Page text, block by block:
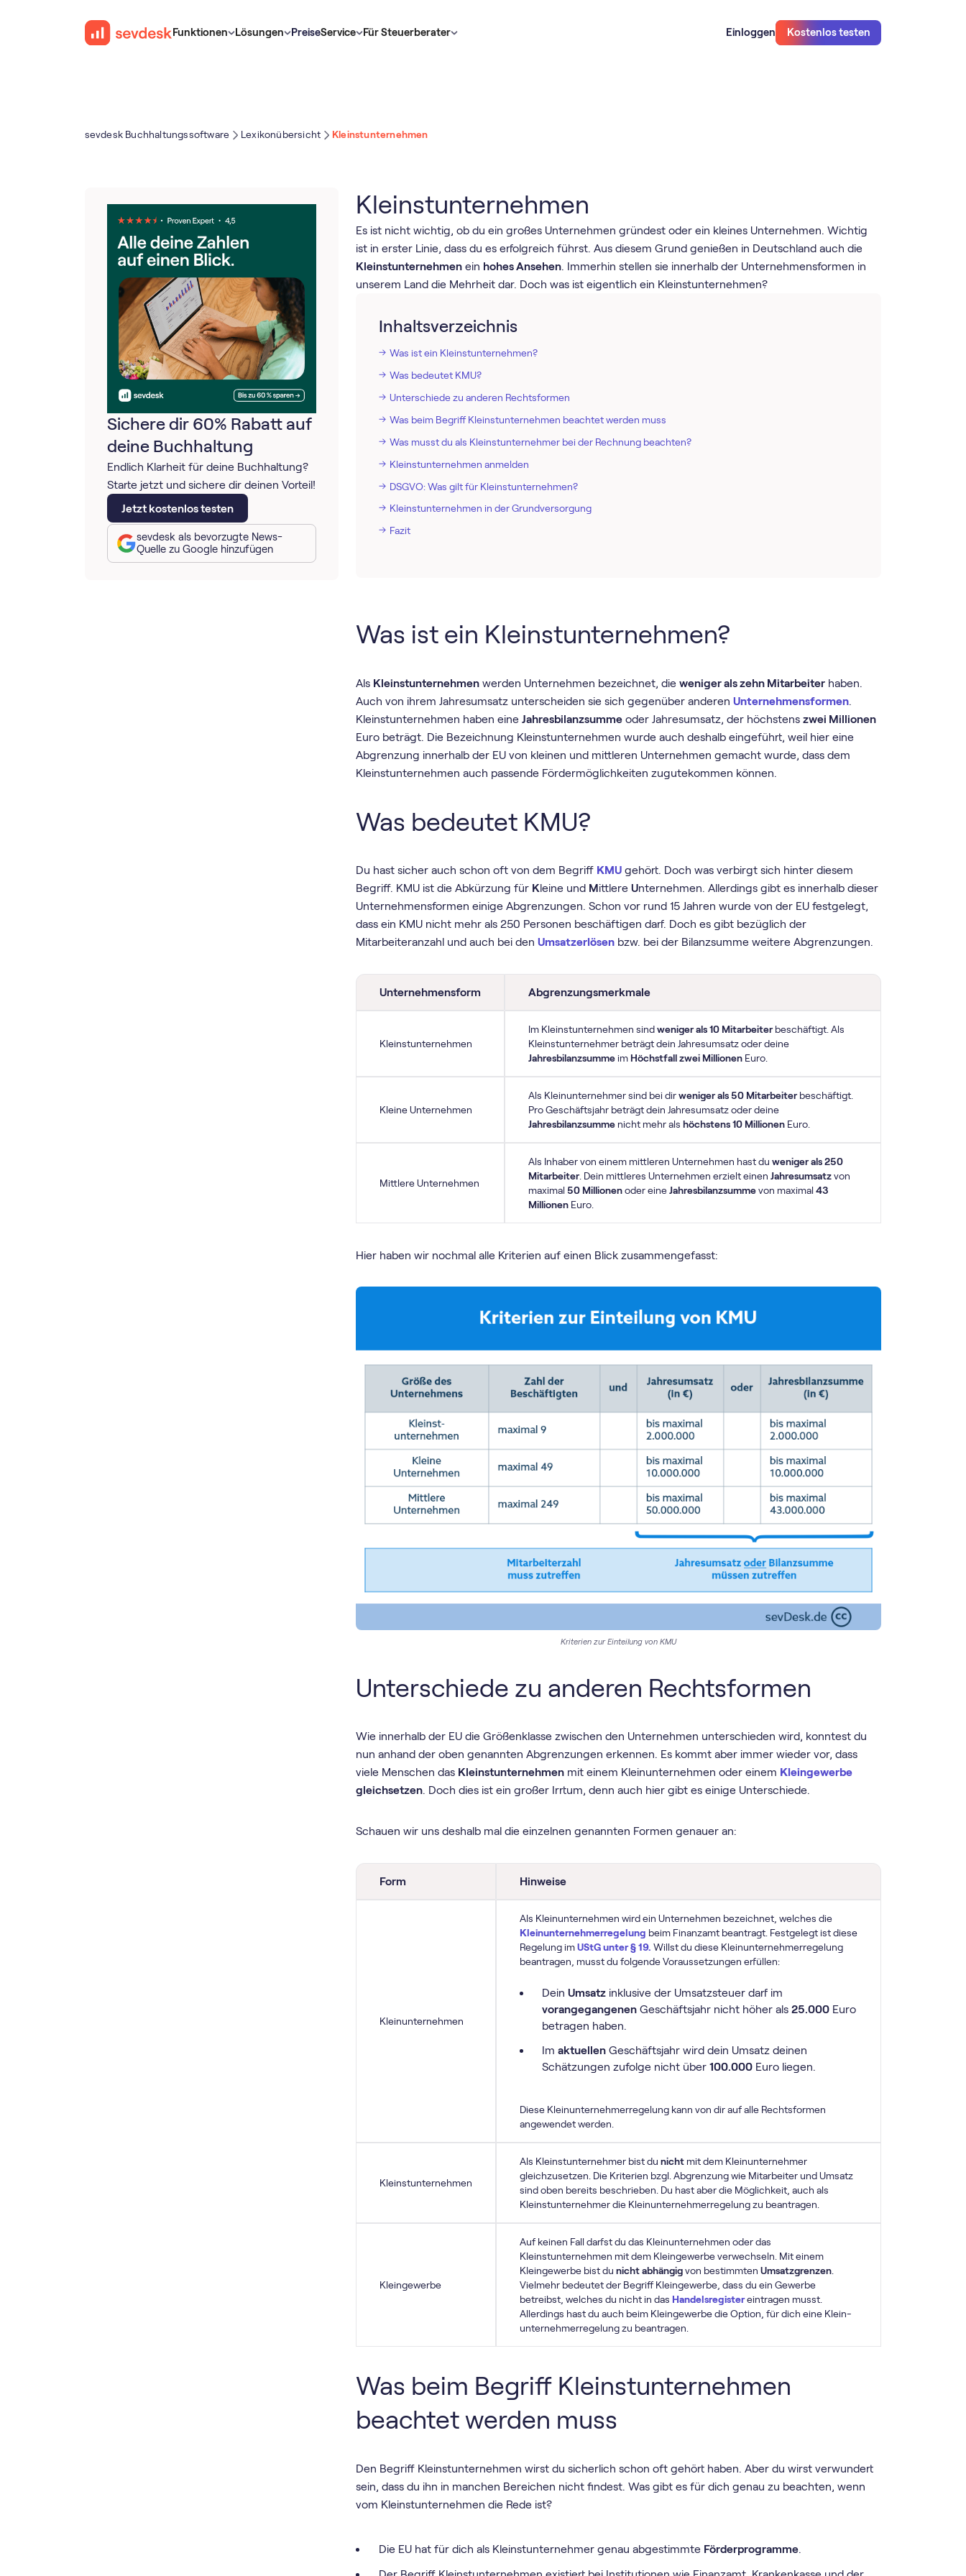
Funktionen Lösungen PreiseService Für Steuerberater Einloggen Kostenlos testen
sevdesk Buch­haltungs­software Lexikonübersicht Kleinstunternehmen
Sichere dir 60% Rabatt auf
deine Buchhaltung
Endlich Klarheit für deine Buchhaltung?
Starte jetzt und sichere dir deinen Vorteil!
Jetzt kostenlos testen
sevdesk als bevorzugte News-
Quelle zu Google hinzufügen
Kleinstunternehmen
Es ist nicht wichtig, ob du ein großes Unternehmen gründest oder ein kleines Unternehmen. Wichtig
ist in erster Linie, dass du es erfolgreich führst. Aus diesem Grund genießen in Deutschland auch die
Kleinstunternehmen ein hohes Ansehen. Immerhin stellen sie innerhalb der Unternehmensformen in
unserem Land die Mehrheit dar. Doch was ist eigentlich ein Kleinstunternehmen?
Inhaltsverzeichnis
Was ist ein Kleinstunternehmen?
Was bedeutet KMU?
Unterschiede zu anderen Rechtsformen
Was beim Begriff Kleinstunternehmen beachtet werden muss
Was musst du als Kleinstunternehmer bei der Rechnung beachten?
Kleinstunternehmen anmelden
DSGVO: Was gilt für Kleinstunternehmen?
Kleinstunternehmen in der Grundversorgung
Fazit
Was ist ein Kleinstunternehmen?
Als Kleinstunternehmen werden Unternehmen bezeichnet, dieweniger als zehn Mitarbeiter haben.
Auch von ihrem Jahresumsatz unterscheiden sie sich gegenüber anderenUnternehmensformen.
Kleinstunternehmen haben eineJahresbilanzsumme oder Jahresumsatz, der höchstenszwei Millionen
Euro beträgt. Die Bezeichnung Kleinstunternehmen wurde auch deshalb eingeführt, weil hier eine
Abgrenzung innerhalb der EU von kleinen und mittleren Unternehmen gemacht wurde, dass dem
Kleinstunternehmen auch passende Fördermöglichkeiten zugutekommen können.
Was bedeutet KMU?
Du hast sicher auch schon oft von dem Begriff KMU gehört. Doch was verbirgt sich hinter diesem
Begriff. KMU ist die Abkürzung für Kleine und MittlereUnternehmen. Allerdings gibt es innerhalb dieser
Unternehmensformen einige Abgrenzungen. Schon vor rund 15 Jahren wurde von der EU festgelegt,
dass ein KMU nicht mehr als 250 Personen beschäftigen darf. Doch es gibt bezüglich der
Mitarbeiteranzahl und auch bei denUmsatzerlösen bzw. bei der Bilanzsumme weitere Abgrenzungen.
Unternehmensform Abgrenzungsmerkmale
Kleinstunternehmen
Im Kleinstunternehmen sindweniger als 10 Mitarbeiterbeschäftigt. Als
Kleinstunternehmer beträgt dein Jahresumsatz oder deine
Jahresbilanzsummeim Höchstfall zwei MillionenEuro.
Kleine Unternehmen
Als Kleinunternehmer sind bei dirweniger als 50 Mitarbeiterbeschäftigt.
Pro Geschäftsjahr beträgt dein Jahresumsatz oder deine
Jahresbilanzsumme nicht mehr als höchstens 10 MillionenEuro.
Mittlere Unternehmen
Als Inhaber von einem mittleren Unternehmen hast du weniger als 250
Mitarbeiter. Dein mittleres Unternehmen erzielt einen Jahresumsatzvon
maximal 50 Millionenoder eineJahresbilanzsummevon maximal 43
MillionenEuro.
Hier haben wir nochmal alle Kriterien auf einen Blick zusammengefasst:
Kriterien zur Einteilung von KMU
Unterschiede zu anderen Rechtsformen
Wie innerhalb der EU die Größenklasse zwischen den Unternehmen unterschieden wird, konntest du
nun anhand der oben genannten Abgrenzungen erkennen. Es kommt aber immer wieder vor, dass
viele Menschen das Kleinstunternehmen mit einem Kleinunternehmen oder einem Kleingewerbe
gleichsetzen. Doch dies ist ein großer Irrtum, denn auch hier gibt es einige Unterschiede.
Schauen wir uns deshalb mal die einzelnen genannten Formen genauer an:
Form Hinweise
Kleinunternehmen
Als Kleinunternehmen wird ein Unternehmen bezeichnet, welches die
Klein­unternehmer­regelung beim Finanzamt beantragt. Festgelegt ist diese
Regelung imUStG unter § 19. Willst du diese Klein­unternehmer­regelung
beantragen, musst du folgende Voraussetzungen erfüllen:
DeinUmsatz inklusive der Umsatzsteuer darf im
vorangegangenen Geschäftsjahr nicht höher als25.000 Euro
betragen haben.
Imaktuellen Geschäftsjahr wird dein Umsatz deinen
Schätzungen zufolge nicht über100.000 Euro liegen.
Diese Klein­unternehmer­regelung kann von dir auf alle Rechtsformen
angewendet werden.
Kleinstunternehmen
Als Kleinstunternehmer bist du nichtmit dem Kleinunternehmer
gleichzusetzen. Die Kriterien bzgl. Abgrenzung wie Mitarbeiter und Umsatz
sind oben bereits beschrieben. Du hast aber die Möglichkeit, auch als
Kleinstunternehmer die Klein­unternehmer­regelung zu beantragen.
Kleingewerbe
Auf keinen Fall darfst du das Kleinunternehmen oder das
Kleinstunternehmen mit dem Kleingewerbe verwechseln. Mit einem
Kleingewerbe bist du nicht abhängigvon bestimmten Umsatzgrenzen.
Vielmehr bedeutet der Begriff Kleingewerbe, dass du ein Gewerbe
betreibst, welches du nicht in das Handelsregistereintragen musst.
Allerdings hast du auch beim Kleingewerbe die Option, für dich eine Klein­
unternehmer­regelung zu beantragen.
Was beim Begriff Kleinstunternehmen
beachtet werden muss
Den Begriff Kleinstunternehmen wirst du sicherlich schon oft gehört haben. Aber du wirst verwundert
sein, dass du ihn in manchen Bereichen nicht findest. Was gibt es für dich genau zu beachten, wenn
vom Kleinstunternehmen die Rede ist?
Die EU hat für dich als Kleinstunternehmer genau abgestimmte Förderprogramme.